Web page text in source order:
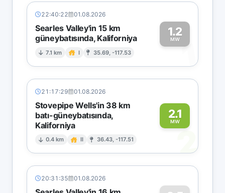
22:40:22 01.08.2026
Searles Valley'in 15 km
güneybatısında, Kaliforniya
7.1 km I 35.69, -117.53
1.2
MW1
21:17:29 01.08.2026
Stovepipe Wells'in 38 km
batı-güneybatısında,
Kaliforniya
0.4 km II 36.43, -117.51
2.1
MW
2
20:31:35 01.08.2026